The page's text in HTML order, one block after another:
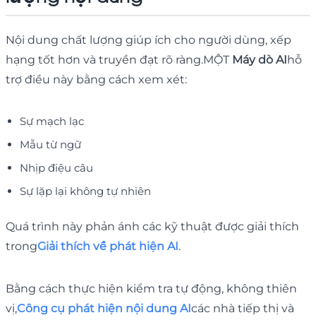
Nội dung chất lượng giúp ích cho người dùng, xếp
hạng tốt hơn và truyền đạt rõ ràng.MỘT Máy dò AIhỗ
trợ điều này bằng cách xem xét:
Sự mạch lạc
Mẫu từ ngữ
Nhịp điệu câu
Sự lặp lại không tự nhiên
Quá trình này phản ánh các kỹ thuật được giải thích
trongGiải thích về phát hiện AI.
Bằng cách thực hiện kiểm tra tự động, không thiên
vị,Công cụ phát hiện nội dung AIcác nhà tiếp thị và